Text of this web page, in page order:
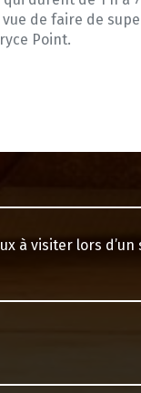
vue de faire de
Point.
à visiter lors